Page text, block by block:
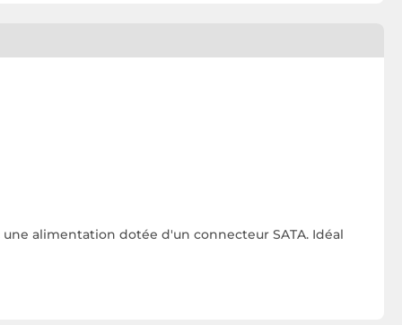
alimentation dotée d'un connecteur SATA. Idéal